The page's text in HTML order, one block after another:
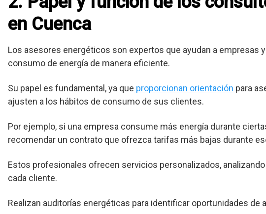
en Cuenca
Los asesores energéticos son expertos que ayudan a empresas
consumo de energía de manera eficiente.
Su papel es fundamental, ya que proporcionan orientación para
ajusten a los hábitos de consumo de sus clientes.
Por ejemplo, si una empresa consume más energía durante
recomendar un contrato que ofrezca tarifas más bajas durante
Estos profesionales ofrecen servicios personalizados,
cada cliente.
Realizan auditorías energéticas para identificar oportunidades de